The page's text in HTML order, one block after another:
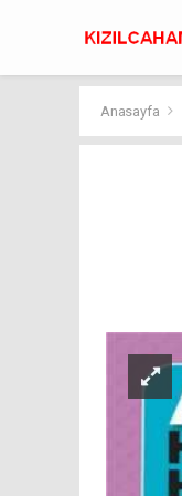
Anasayfa